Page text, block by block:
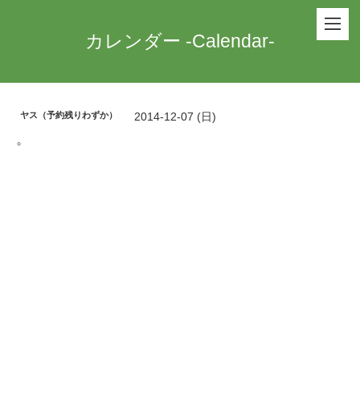
カレンダー -Calendar-
ヤス（予約残りわずか） 2014-12-07 (日)
。